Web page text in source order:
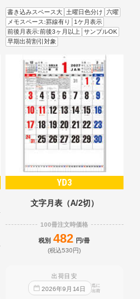
書き込みスペース大 土曜日色分け
六曜
メモスペース:罫線有り
1ケ月表示
前後月表示:前後3ヶ月以上 サンプルOK
早期出荷割引対象
YD3
文字月表（A/2切）
100冊注文時価格
税別 482 円/冊
(税込530円)
出荷目安
2026年9 月 14日
迄に
出荷